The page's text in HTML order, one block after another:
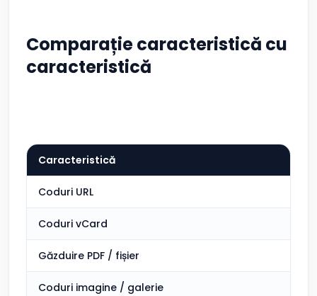
Comparație caracteristică cu
caracteristică
Caracteristică
Coduri URL
Coduri vCard
Găzduire PDF / fișier
Coduri imagine / galerie